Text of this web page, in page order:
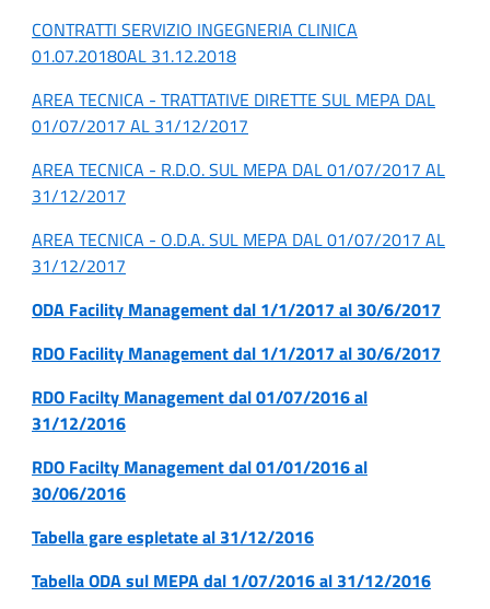
CONTRATTI SERVIZIO INGEGNERIA CLINICA
01.07.20180AL 31.12.2018
AREA TECNICA - TRATTATIVE DIRETTE SUL MEPA DAL
01/07/2017 AL 31/12/2017
AREA TECNICA - R.D.O. SUL MEPA DAL 01/07/2017 AL
31/12/2017
AREA TECNICA - O.D.A. SUL MEPA DAL 01/07/2017 AL
31/12/2017
ODA Facility Management dal 1/1/2017 al 30/6/2017
RDO Facility Management dal 1/1/2017 al 30/6/2017
RDO Facilty Management dal 01/07/2016 al
31/12/2016
RDO Facilty Management dal 01/01/2016 al
30/06/2016
Tabella gare espletate al 31/12/2016
Tabella ODA sul MEPA dal 1/07/2016 al 31/12/2016